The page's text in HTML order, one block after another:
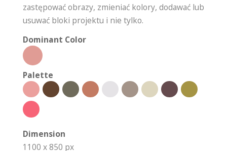
zastępować obrazy, zmieniać kolory, dodawać lub
usuwać bloki projektu i nie tylko.
Dominant Color
Palette
Dimension
1100 x 850 px